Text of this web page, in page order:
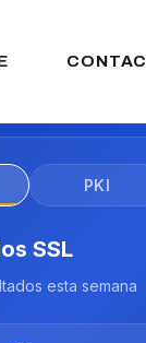
PKI
premise